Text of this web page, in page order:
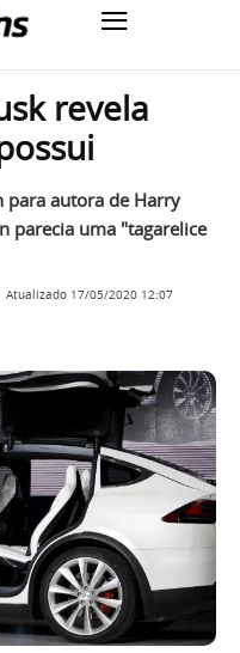
revela
para autora de Harry
parecia uma "tagarelice
Atualizado 17/05/2020 12:07